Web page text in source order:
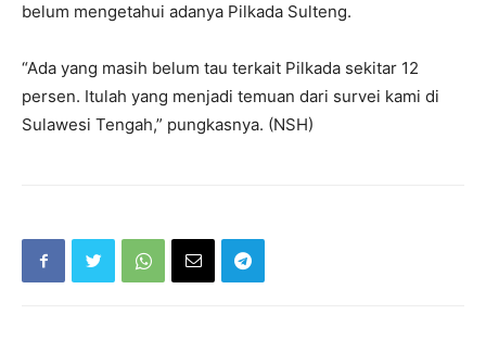
belum mengetahui adanya Pilkada Sulteng.
“Ada yang masih belum tau terkait Pilkada sekitar 12
persen. Itulah yang menjadi temuan dari survei kami di
Sulawesi Tengah,” pungkasnya. (NSH)